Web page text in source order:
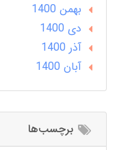
بهمن 1400
دی 1400
آذر 1400
آبان 1400
برچسب‌ها